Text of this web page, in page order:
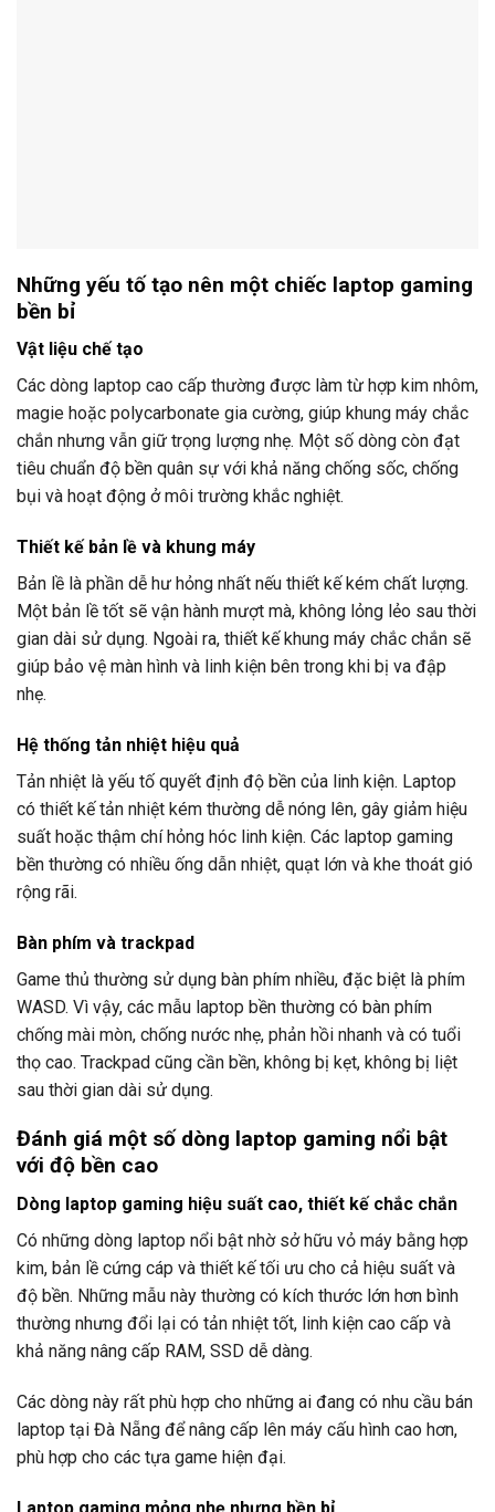
Những yếu tố tạo nên một chiếc laptop gaming
bền bỉ
Vật liệu chế tạo
Các dòng laptop cao cấp thường được làm từ hợp kim nhôm,
magie hoặc polycarbonate gia cường, giúp khung máy chắc
chắn nhưng vẫn giữ trọng lượng nhẹ. Một số dòng còn đạt
tiêu chuẩn độ bền quân sự với khả năng chống sốc, chống
bụi và hoạt động ở môi trường khắc nghiệt.
Thiết kế bản lề và khung máy
Bản lề là phần dễ hư hỏng nhất nếu thiết kế kém chất lượng.
Một bản lề tốt sẽ vận hành mượt mà, không lỏng lẻo sau thời
gian dài sử dụng. Ngoài ra, thiết kế khung máy chắc chắn sẽ
giúp bảo vệ màn hình và linh kiện bên trong khi bị va đập
nhẹ.
Hệ thống tản nhiệt hiệu quả
Tản nhiệt là yếu tố quyết định độ bền của linh kiện. Laptop
có thiết kế tản nhiệt kém thường dễ nóng lên, gây giảm hiệu
suất hoặc thậm chí hỏng hóc linh kiện. Các laptop gaming
bền thường có nhiều ống dẫn nhiệt, quạt lớn và khe thoát gió
rộng rãi.
Bàn phím và trackpad
Game thủ thường sử dụng bàn phím nhiều, đặc biệt là phím
WASD. Vì vậy, các mẫu laptop bền thường có bàn phím
chống mài mòn, chống nước nhẹ, phản hồi nhanh và có tuổi
thọ cao. Trackpad cũng cần bền, không bị kẹt, không bị liệt
sau thời gian dài sử dụng.
Đánh giá một số dòng laptop gaming nổi bật
với độ bền cao
Dòng laptop gaming hiệu suất cao, thiết kế chắc chắn
Có những dòng laptop nổi bật nhờ sở hữu vỏ máy bằng hợp
kim, bản lề cứng cáp và thiết kế tối ưu cho cả hiệu suất và
độ bền. Những mẫu này thường có kích thước lớn hơn bình
thường nhưng đổi lại có tản nhiệt tốt, linh kiện cao cấp và
khả năng nâng cấp RAM, SSD dễ dàng.
Các dòng này rất phù hợp cho những ai đang có nhu cầu bán
laptop tại Đà Nẵng để nâng cấp lên máy cấu hình cao hơn,
phù hợp cho các tựa game hiện đại.
Laptop gaming mỏng nhẹ nhưng bền bỉ